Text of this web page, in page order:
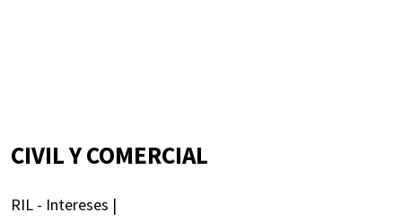
CIVIL Y COMERCIAL
RIL - Intereses |